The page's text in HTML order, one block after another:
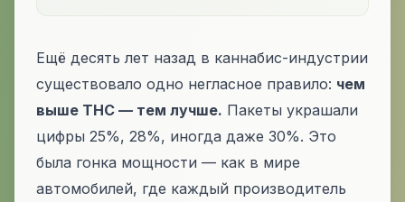
Ещё десять лет назад в каннабис-индустрии
существовало одно негласное правило: чем
выше THC — тем лучше. Пакеты украшали
цифры 25%, 28%, иногда даже 30%. Это
была гонка мощности — как в мире
автомобилей, где каждый производитель